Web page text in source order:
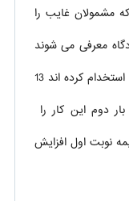
مشمولان غایب را
معرفی می شوند
و در نوبت اول به ازای هر مشمول غایب که استخدام کرده اند 13
دوم این کار را
نوبت اول افزایش